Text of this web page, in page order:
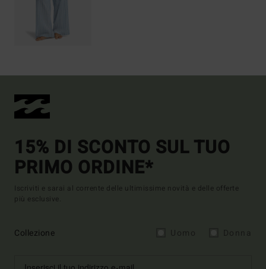
15% DI SCONTO SUL TUO
PRIMO ORDINE*
Iscriviti e sarai al corrente delle ultimissime novità e delle offerte
più esclusive.
Collezione